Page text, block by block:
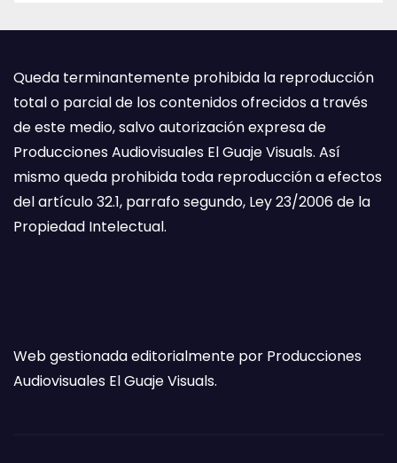
Queda terminantemente prohibida la reproducción
total o parcial de los contenidos ofrecidos a través
de este medio, salvo autorización expresa de
Producciones Audiovisuales El Guaje Visuals. Así
mismo queda prohibida toda reproducción a efectos
del artículo 32.1, parrafo segundo, Ley 23/2006 de la
Propiedad Intelectual.
Web gestionada editorialmente por Producciones
Audiovisuales El Guaje Visuals.